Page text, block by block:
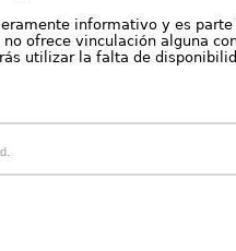
informativo y es
ofrece vinculación alguna
utilizar la falta de